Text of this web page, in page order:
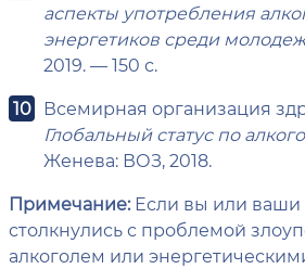
аспекты употребления
энергетиков среди
2019. — 150 с.
Всемирная организация
Глобальный статус по
Женева: ВОЗ, 2018.
Примечание:Если вы или ваши
столкнулись с проблемой
алкоголем или